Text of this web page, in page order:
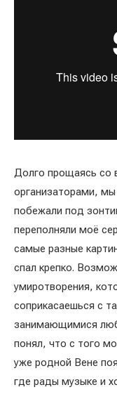
Долго прощаясь со
организаторами,
побежали под
переполняли моё
самые разные
спал крепко.
умиротворения,
соприкасаешься с
занимающимися
понял, что с того
уже родной Вене
где рады музыке и